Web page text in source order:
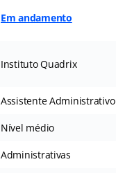
Em andamento
Instituto Quadrix
Assistente Administrativo
Nível médio
Administrativas